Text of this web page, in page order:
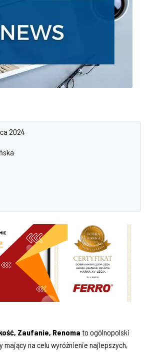
2024
Zaufanie, Renoma to ogólnopolski
mający na celu wyróżnienie najlepszych,